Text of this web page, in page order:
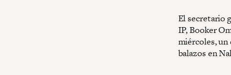
El secretario
IP, Booker
miércoles,
balazos en